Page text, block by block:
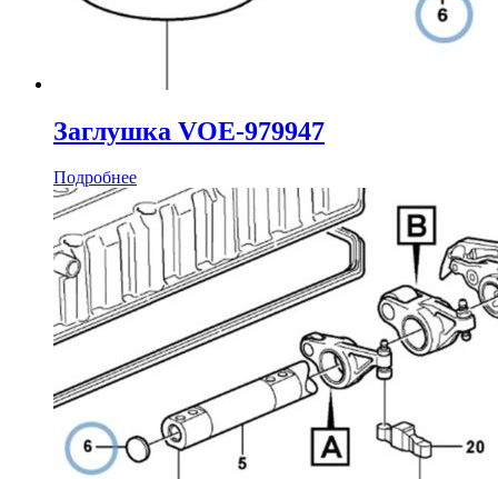
Заглушка VOE-979947
Подробнее